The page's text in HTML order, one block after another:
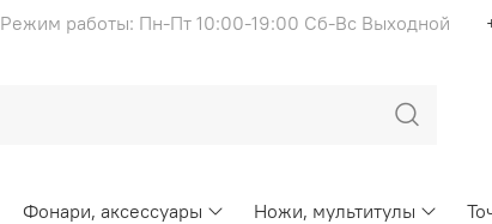
Режим работы: Пн-Пт 10:00-19:00 Сб-Вс Выходной
Фонари, аксессуары Ножи, мультитулы